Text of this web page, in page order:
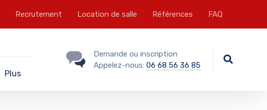
Recrutement Location de salle Références FAQ
Plus
Demande ou inscription
Appelez-nous: 06 68 56 36 85